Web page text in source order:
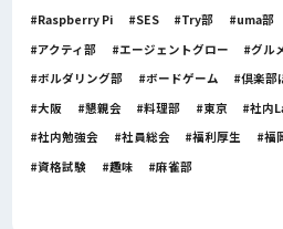
Raspberry Pi
SES Try部 uma部
アクティ部
エージェントグロー グル
ボルダリング部
ボードゲーム 倶楽部
大阪
懇親会 料理部 東京 社内
社内勉強会
社員総会 福利厚生 福
資格試験
趣味 麻雀部